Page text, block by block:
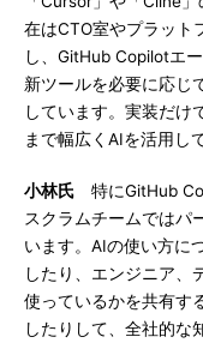
在はCTO室やプラット
し、GitHub Copilotエ
新ツールを必要に応じ
しています。実装だけ
まで幅広くAIを活用し
小林氏 特にGitHub
スクラムチームではパ
います。AIの使い方に
したり、エンジニア、
使っているかを共有す
したりして、全社的な